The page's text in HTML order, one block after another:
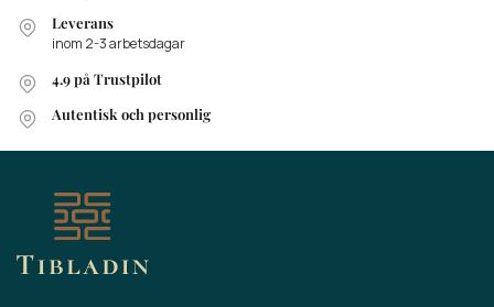
Leverans
inom 2-3 arbetsdagar
4.9 på Trustpilot
Autentisk och personlig